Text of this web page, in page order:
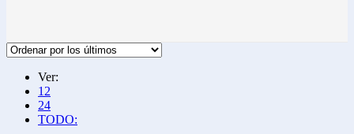
Ver:
12
24
TODO: